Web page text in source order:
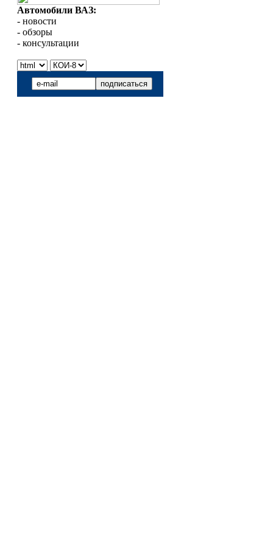
Автомобили ВАЗ:
- новости
- обзоры
- консультации